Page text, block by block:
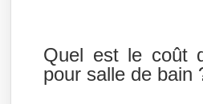
Quel est le coût
pour salle de bain